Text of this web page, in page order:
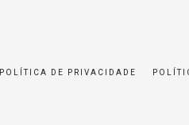
POLÍTICA DE PRIVACIDADE